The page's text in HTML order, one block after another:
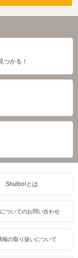
つかる！
Shufoo!とは
ついてのお問い合わせ
報の取り扱いについて